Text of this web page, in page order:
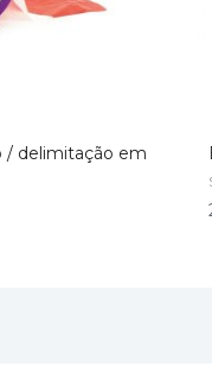
/ delimitação em